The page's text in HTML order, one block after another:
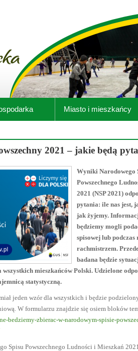
Miasto i mieszkańcy
2021 – jakie będą
Wyniki Narodowego
Powszechnego
2021 (NSP 2021)
pytania: ile nas jest,
jak żyjemy.
będziemy mogli
spisowej lub podczas
rachmistrzem.
badana będzie
mieszkańców Polski. Udzielone
statystyczną.
jeden wzór dla wszystkich i będzie
W formularzu znajdzie się osiem bloków
bedziemy-zbierac-w-narodowym-spisie-
Spisu Powszechnego Ludności i Mieszkań